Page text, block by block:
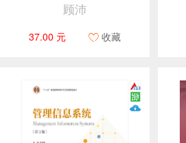
顾沛
37.00 元 收藏